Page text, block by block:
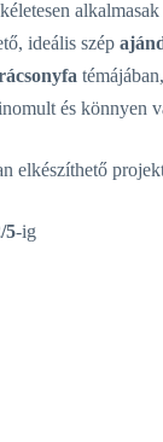
ideális szép
és könnyen
elkészíthető
5-ig